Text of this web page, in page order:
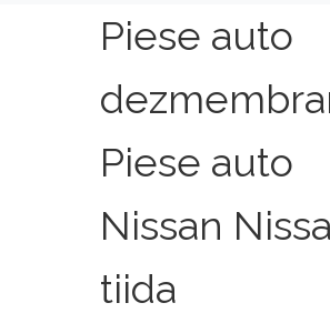
Piese auto
Piese auto
Nissan
tiida